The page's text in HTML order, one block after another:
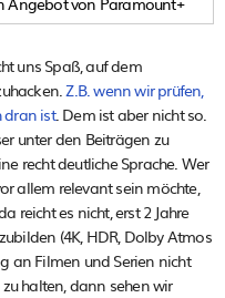
uns Spaß, auf dem
Z.B. wenn wir prüfen,
dran ist. Dem ist aber nicht so.
unter den Beiträgen zu
recht deutliche Sprache. Wer
allem relevant sein möchte,
reicht es nicht, erst 2 Jahre
(4K, HDR, Dolby Atmos
an Filmen und Serien nicht
halten, dann sehen wir